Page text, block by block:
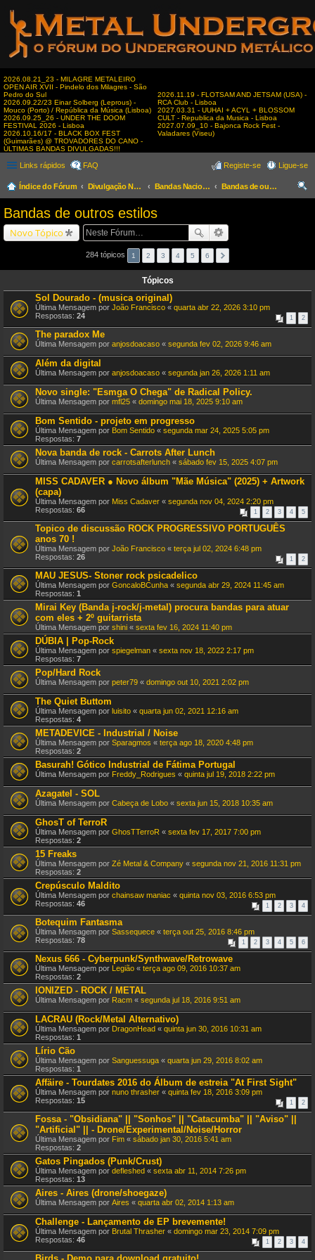
2026.08.21_23 - MILAGRE METALEIRO
OPEN AIR XVII - Pindelo dos Milagres - São
Pedro do Sul
2026.09.22/23 Einar Solberg (Leprous) -
Mouco (Porto) / República da Música (Lisboa)
2026.09.25_26 - UNDER THE DOOM
FESTIVAL 2026 - Lisboa
2026.10.16/17 - BLACK BOX FEST
(Guimarães) @ TROVADORES DO CANO -
ÚLTIMAS BANDAS DIVULGADAS!!!
2026.11.19 - FLOTSAM AND JETSAM (USA) -
RCA Club - Lisboa
2027.03.31 - UUHAI + ACYL + BLOSSOM
CULT - Republica da Musica - Lisboa
2027.07.09_10 - Bajonca Rock Fest -
Valadares (Viseu)
Links rápidos FAQ Ligue-se
Registe-se
Índice do Fórum Divulgação Nacional Bandas Nacionais
Bandas de outros estilos
Bandas de outros estilos
Novo Tópico
284 tópicos 1 2 3 4 5 6
Tópicos
Sol Dourado - (musica original)
Última Mensagem por João Francisco « quarta abr 22, 2026 3:10 pm
Respostas: 24 1 2
The paradox Me
Última Mensagem por anjosdoacaso « segunda fev 02, 2026 9:46 am
Além da digital
Última Mensagem por anjosdoacaso « segunda jan 26, 2026 1:11 am
Novo single: "Esmga O Chega" de Radical Policy.
Última Mensagem por mfl25 « domingo mai 18, 2025 9:10 am
Bom Sentido - projeto em progresso
Última Mensagem por Bom Sentido « segunda mar 24, 2025 5:05 pm
Respostas: 7
Nova banda de rock - Carrots After Lunch
Última Mensagem por carrotsafterlunch « sábado fev 15, 2025 4:07 pm
MISS CADAVER ● Novo álbum "Mãe Música" (2025) + Artwork
(capa)
Última Mensagem por Miss Cadaver « segunda nov 04, 2024 2:20 pm
Respostas: 66 1 2 3 4 5
Topico de discussão ROCK PROGRESSIVO PORTUGUÊS
anos 70 !
Última Mensagem por João Francisco « terça jul 02, 2024 6:48 pm
Respostas: 26 1 2
MAU JESUS- Stoner rock psicadelico
Última Mensagem por GoncaloBCunha « segunda abr 29, 2024 11:45 am
Respostas: 1
Mirai Key (Banda j-rock/j-metal) procura bandas para atuar
com eles + 2º guitarrista
Última Mensagem por shini « sexta fev 16, 2024 11:40 pm
DÚBIA | Pop-Rock
Última Mensagem por spiegelman « sexta nov 18, 2022 2:17 pm
Respostas: 7
Pop/Hard Rock
Última Mensagem por peter79 « domingo out 10, 2021 2:02 pm
The Quiet Buttom
Última Mensagem por luisito « quarta jun 02, 2021 12:16 am
Respostas: 4
METADEVICE - Industrial / Noise
Última Mensagem por Sparagmos « terça ago 18, 2020 4:48 pm
Respostas: 2
Basurah! Gótico Industrial de Fátima Portugal
Última Mensagem por Freddy_Rodrigues « quinta jul 19, 2018 2:22 pm
Azagatel - SOL
Última Mensagem por Cabeça de Lobo « sexta jun 15, 2018 10:35 am
GhosT of TerroR
Última Mensagem por GhosTTerroR « sexta fev 17, 2017 7:00 pm
Respostas: 2
15 Freaks
Última Mensagem por Zé Metal & Company « segunda nov 21, 2016 11:31 pm
Respostas: 2
Crepúsculo Maldito
Última Mensagem por chainsaw maniac « quinta nov 03, 2016 6:53 pm
Respostas: 46 1 2 3 4
Botequim Fantasma
Última Mensagem por Sassequece « terça out 25, 2016 8:46 pm
Respostas: 78 1 2 3 4 5 6
Nexus 666 - Cyberpunk/Synthwave/Retrowave
Última Mensagem por Legião « terça ago 09, 2016 10:37 am
Respostas: 2
IONIZED - ROCK / METAL
Última Mensagem por Racm « segunda jul 18, 2016 9:51 am
LACRAU (Rock/Metal Alternativo)
Última Mensagem por DragonHead « quinta jun 30, 2016 10:31 am
Respostas: 1
Lírio Cão
Última Mensagem por Sanguessuga « quarta jun 29, 2016 8:02 am
Respostas: 1
Affäire - Tourdates 2016 do Álbum de estreia "At First Sight"
Última Mensagem por nuno thrasher « quinta fev 18, 2016 3:09 pm
Respostas: 15 1 2
Fossa - "Obsidiana" || "Sonhos" || "Catacumba" || "Aviso" ||
"Artificial" || - Drone/Experimental/Noise/Horror
Última Mensagem por Fim « sábado jan 30, 2016 5:41 am
Respostas: 2
Gatos Pingados (Punk/Crust)
Última Mensagem por defleshed « sexta abr 11, 2014 7:26 pm
Respostas: 13
Aires - Aires (drone/shoegaze)
Última Mensagem por Aires « quarta abr 02, 2014 1:13 am
Challenge - Lançamento de EP brevemente!
Última Mensagem por Brutal Thrasher « domingo mar 23, 2014 7:09 pm
Respostas: 46 1 2 3 4